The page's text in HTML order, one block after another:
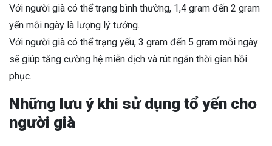
Với người già có thể trạng bình thường, 1,4 gram đến 2 gram
yến mỗi ngày là lượng lý tưởng.
Với người già có thể trạng yếu, 3 gram đến 5 gram mỗi ngày
sẽ giúp tăng cường hệ miễn dịch và rút ngắn thời gian hồi
phục.
Những lưu ý khi sử dụng tổ yến cho
người già